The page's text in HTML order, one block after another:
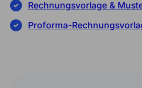
Rechnungsvorlage &
Proforma-